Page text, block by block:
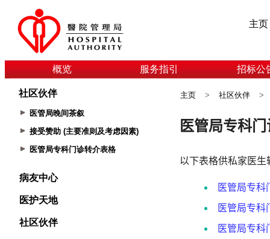
主页
概览 服务指引 招标公
社区伙伴
医管局晚间茶叙
接受赞助 (主要准则及考虑因素)
医管局专科门诊转介表格
病友中心
医护天地
社区伙伴
主页 > 社区伙伴 >